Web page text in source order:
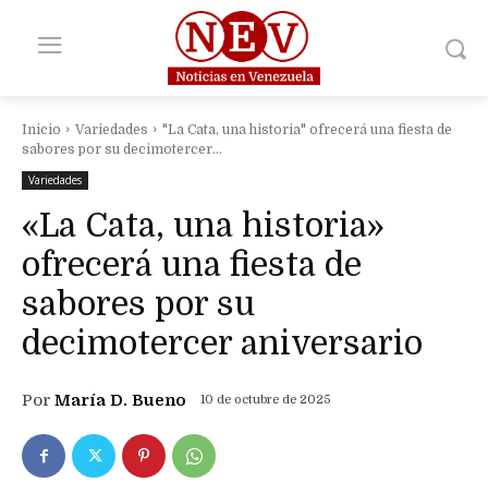
Inicio Variedades
"La Cata, una historia" ofrecerá una fiesta de
sabores por su decimotercer...
Variedades
«La Cata, una historia»
ofrecerá una fiesta de
sabores por su
decimotercer aniversario
Por María D. Bueno 10 de octubre de 2025